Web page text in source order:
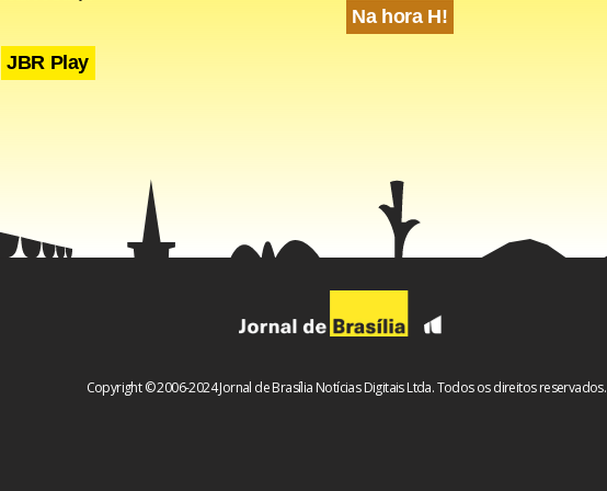
JBR Play
Na hora H!
Copyright © 2006-2024 Jornal de Brasília Notícias Digitais Ltda. Todos os direitos reservados.